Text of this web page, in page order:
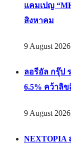
แคมเปญ
สิงหาคม
9 August 2026
ลอรีอัล กรุ๊ป
6.5% คว้าลิ
9 August 2026
NEXTOPIA